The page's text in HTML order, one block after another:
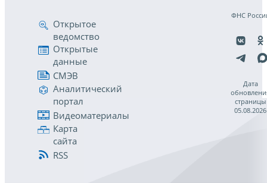
Открытое
ведомство
Открытые
данные
СМЭВ
Аналитический
портал
Видеоматериалы
Карта
сайта
RSS
ФНС
Дата
страницы
05.08.2026